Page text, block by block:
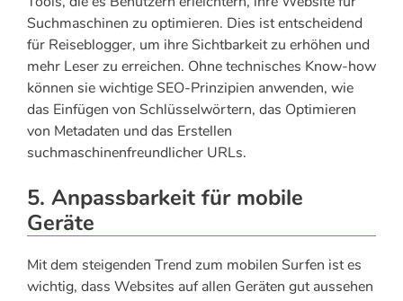
Suchmaschinen zu optimieren. Dies ist entscheidend
für Reiseblogger, um ihre Sichtbarkeit zu erhöhen und
mehr Leser zu erreichen. Ohne technisches Know-how
können sie wichtige SEO-Prinzipien anwenden, wie
das Einfügen von Schlüsselwörtern, das Optimieren
von Metadaten und das Erstellen
suchmaschinenfreundlicher URLs.
5. Anpassbarkeit für mobile
Geräte
Mit dem steigenden Trend zum mobilen Surfen ist es
wichtig, dass Websites auf allen Geräten gut aussehen